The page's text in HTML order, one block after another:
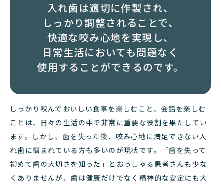
入れ歯は適切に作製され、
しっかり調整されることで、
快適な咬み心地を実現し、
日常生活においても問題なく
使用することができるのです。
しっかり咬んでおいしい食事を楽しむこと、会話を楽しむ
ことは、日々の生活の中で非常に重要な役割を果たしてい
ます。しかし、歯を失った後、咬み心地に満足できない入
れ歯に悩まれている方も多いのが現状です。「歯を失って
初めて歯の大切さを知った」とおっしゃる患者さんも少な
くありませんが、歯は健康だけでなく精神的な安定にも大